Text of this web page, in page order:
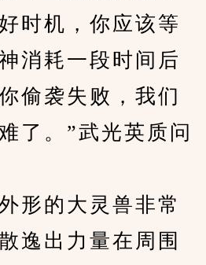
时机，你应该等
消耗一段时间后
偷袭失败，我们
了。”武光英质问
的大灵兽非常
逸出力量在周围